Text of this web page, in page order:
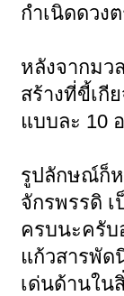
กำเนิดดวง
หลังจากมว
สร้างที่ขี้เกี
แบบละ 10
รูปลักษณ์ก็
จักรพรรดิ
ครบนะครั
แก้วสารพัด
เด่นด้านใน